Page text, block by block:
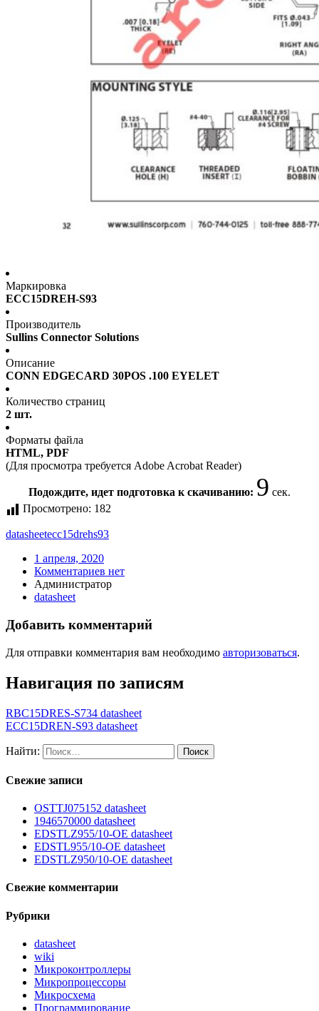
Маркировка
ECC15DREH-S93
Производитель
Sullins Connector Solutions
Описание
CONN EDGECARD 30POS .100 EYELET
Количество страниц
2 шт.
Форматы файла
HTML, PDF
(Для просмотра требуется Adobe Acrobat Reader)
Подождите, идет подготовка к скачиванию: 9 сек.
Просмотрено: 182
datasheetecc15drehs93
1 апреля, 2020
Комментариев нет
Администратор
datasheet
Добавить комментарий
Для отправки комментария вам необходимо авторизоваться.
Навигация по записям
RBC15DRES-S734 datasheet
ECC15DREN-S93 datasheet
Найти:
Свежие записи
OSTTJ075152 datasheet
1946570000 datasheet
EDSTLZ955/10-OE datasheet
EDSTL955/10-OE datasheet
EDSTLZ950/10-OE datasheet
Свежие комментарии
Рубрики
datasheet
wiki
Микроконтроллеры
Микропроцессоры
Микросхема
Программирование